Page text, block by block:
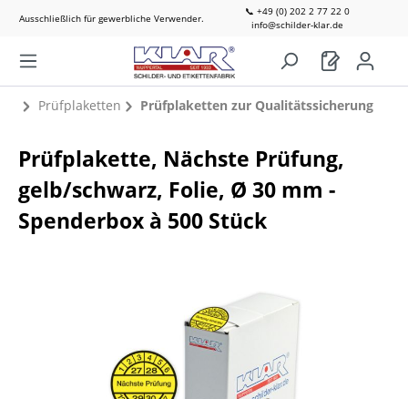
Ausschließlich für gewerbliche Verwender.
📞 +49 (0) 202 2 77 22 0
info@schilder-klar.de
Prüfplaketten Prüfplaketten zur Qualitätssicherung
Prüfplakette, Nächste Prüfung,
gelb/schwarz, Folie, Ø 30 mm -
Spenderbox à 500 Stück